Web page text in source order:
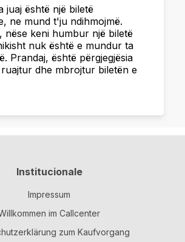
juaj është një biletë
ne mund t'ju ndihmojmë.
nëse keni humbur një biletë
nuk është e mundur ta
Prandaj, është përgjegjësia
dhe mbrojtur biletën e
Institucionale
Impressum
im Callcenter
zum Kaufvorgang